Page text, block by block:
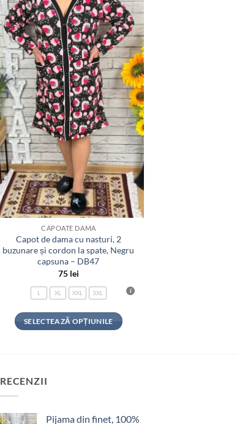
Adauga
la
favorite
CAPOATE DAMA
Capot de dama cu nasturi, 2
buzunare și cordon la spate, Negru
capsuna – DB47
75 lei
L XL XXL 3XL
SELECTEAZĂ OPȚIUNILE
Opțiunile
RECENZII
Pijama din finet, 100%